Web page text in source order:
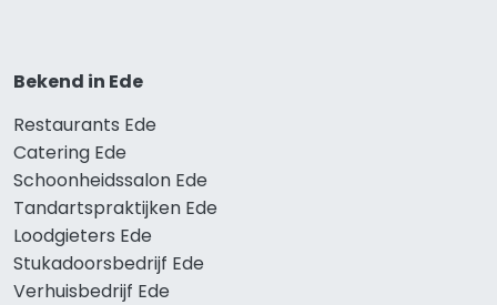
Bekend in Ede
Restaurants Ede
Catering Ede
Schoonheidssalon Ede
Tandartspraktijken Ede
Loodgieters Ede
Stukadoorsbedrijf Ede
Verhuisbedrijf Ede